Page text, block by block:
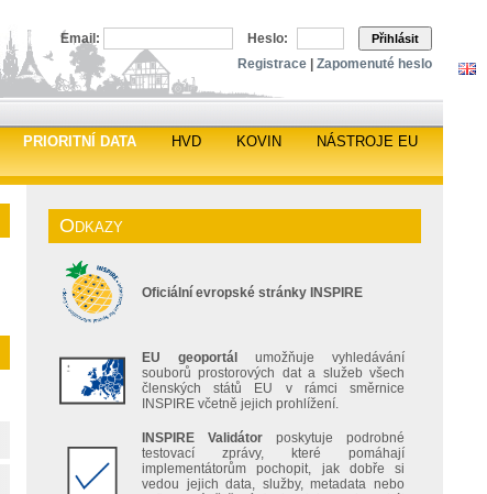
Email: Heslo: Přihlásit
Registrace Zapomenuté heslo
PRIORITNÍ DATA HVD KOVIN
NÁSTROJE EU
Odkazy
Oficiální evropské stránky INSPIRE
EU geoportál
umožňuje vyhledávání
souborů prostorových dat a služeb všech
členských států EU v rámci směrnice
INSPIRE včetně jejich prohlížení.
INSPIRE Validátor poskytuje podrobné
testovací zprávy, které pomáhají
implementátorům pochopit, jak dobře si
vedou jejich data, služby, metadata nebo